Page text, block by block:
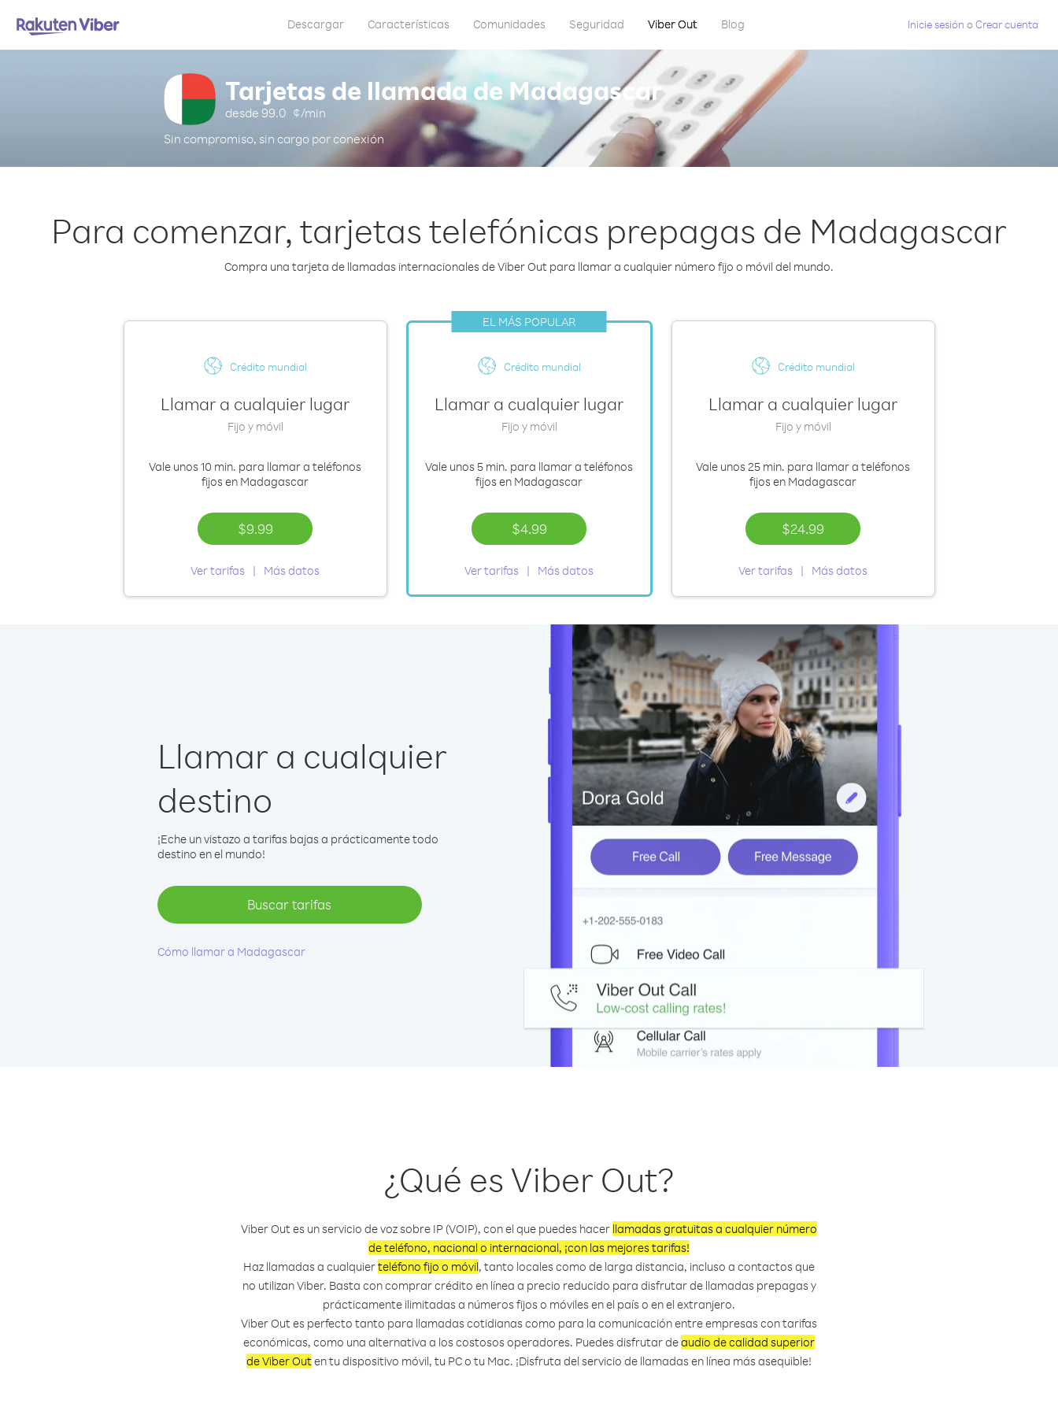
Descargar Características Comunidades Seguridad Viber Out Blog Inicie sesión oCrear cuenta
Tarjetas de llamada de Madagascar
desde 99.0 ¢/min
Sin compromiso, sin cargo por conexión
Para comenzar, tarjetas telefónicas prepagas de Madagascar
Compra una tarjeta de llamadas internacionales de Viber Out para llamar a cualquier número fijo o móvil del mundo.
Crédito mundial
Llamar a cualquier lugar
Fijo y móvil
Vale unos 10 min. para llamar a teléfonos
fijos en Madagascar
$9.99
Ver tarifas Más datos
EL MÁS POPULAR
Crédito mundial
Llamar a cualquier lugar
Fijo y móvil
Vale unos 5 min. para llamar a teléfonos
fijos en Madagascar
$4.99
Ver tarifas Más datos
Crédito mundial
Llamar a cualquier lugar
Fijo y móvil
Vale unos 25 min. para llamar a teléfonos
fijos en Madagascar
$24.99
Ver tarifas Más datos
Llamar a cualquier
destino
¡Eche un vistazo a tarifas bajas a prácticamente todo
destino en el mundo!
Buscar tarifas
Cómo llamar a Madagascar
¿Qué es Viber Out?
Viber Out es un servicio de voz sobre IP (VOIP), con el que puedes hacer llamadas gratuitas a cualquier número
de teléfono, nacional o internacional, ¡con las mejores tarifas!
Haz llamadas a cualquierteléfono fijo o móvil, tanto locales como de larga distancia, incluso a contactos que
no utilizan Viber. Basta con comprar crédito en línea a precio reducido para disfrutar de llamadas prepagas y
prácticamente ilimitadas a números fijos o móviles en el país o en el extranjero.
Viber Out es perfecto tanto para llamadas cotidianas como para la comunicación entre empresas con tarifas
económicas, como una alternativa a los costosos operadores. Puedes disfrutar deaudio de calidad superior
de Viber Outen tu dispositivo móvil, tu PC o tu Mac. ¡Disfruta del servicio de llamadas en línea más asequible!